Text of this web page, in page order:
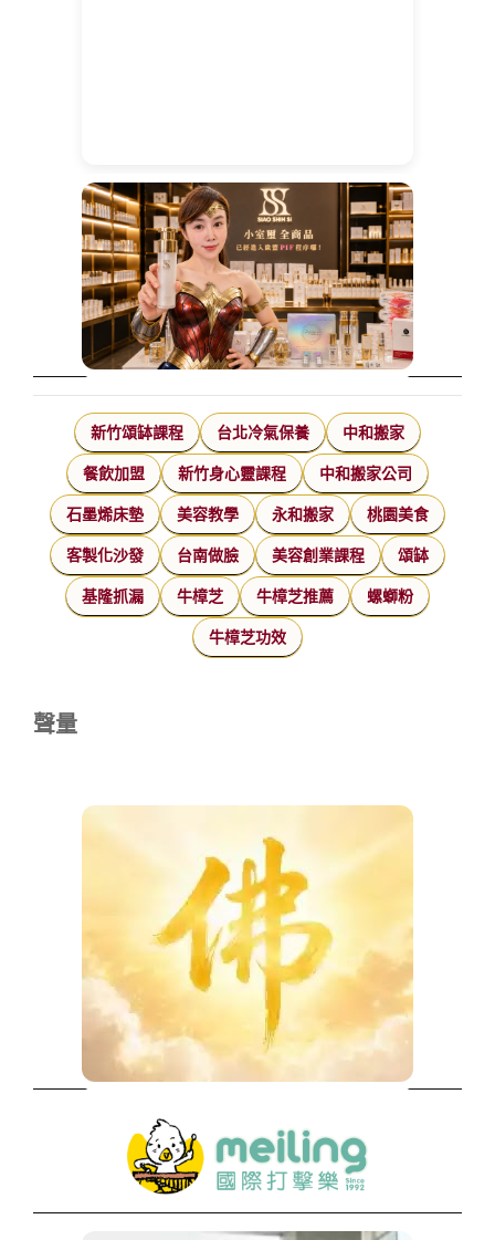
新竹頌缽課程 台北冷氣保養 中和搬家
餐飲加盟 新竹身心靈課程 中和搬家公司
石墨烯床墊 美容教學 永和搬家 桃園美食
客製化沙發 台南做臉 美容創業課程 頌缽
基隆抓漏 牛樟芝 牛樟芝推薦 螺螄粉
牛樟芝功效
聲量